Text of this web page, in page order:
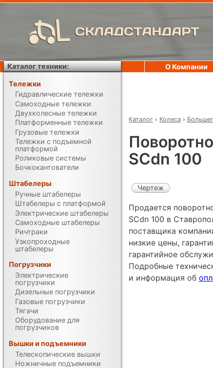
СКЛАДСТАНДАРТ
Каталог › Колеса ›
SCdn 100
Чертеж
Продается
SCdn 100 в
поставщика
низкие цены,
гарантийное
Подробные
и информация об
О Компании
Каталог техники:
Тележки
Гидравлические тележки
Самоходные тележки
Двухколесные тележки
Платформенные тележки
Грузовые тележки
Тележки с подъемной
платформой
Роликовые системы
Бочкокантователи
Штабелеры
Ручные штабелеры
Штабелеры с платформой
Электрические штабелеры
Самоходные штабелеры
Ричтраки
Узкопроходные
штабелеры
Погрузчики
Электрические
погрузчики
Дизельные погрузчики
Газовые погрузчики
Тягачи
Оборудование для
погрузчиков
Вышки и подъемники
Телескопические вышки
Ножничные подъемники